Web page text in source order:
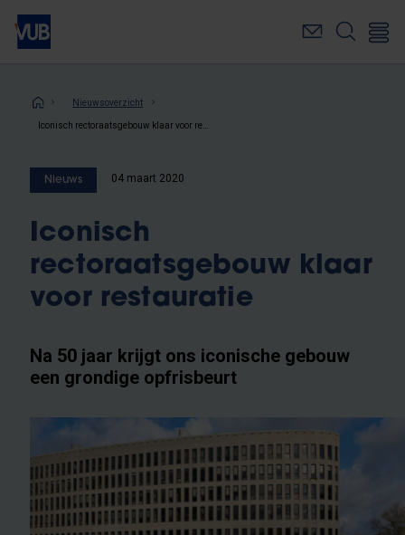
Overslaan
naar
inhoudKruimelpad
Nieuwsoverzicht
Nieuws 04 maart 2020
Iconisch
rectoraatsgebouw klaar
voor restauratie
Na 50 jaar krijgt ons iconische gebouw
een grondige opfrisbeurt